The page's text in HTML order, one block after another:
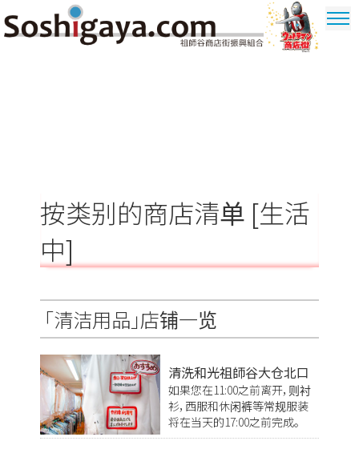
按类别的商店清单 [生活
中]
「清洁用品」店铺一览
清洗和光祖師谷大仓北口
如果您在11:00之前离开，则衬
衫，西服和休闲裤等常规服装
将在当天的17:00之前完成。